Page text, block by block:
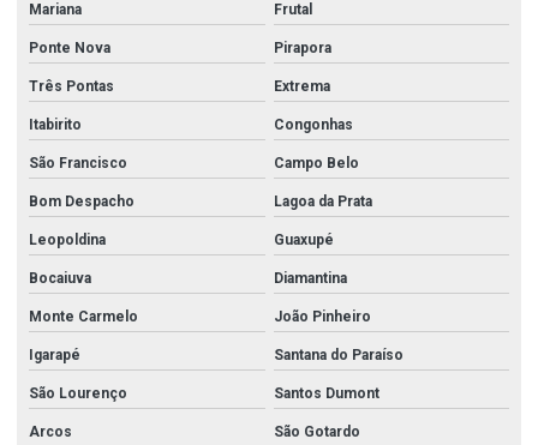
Niple galvanizado 3
Peças para corrimão de inox
Perfil de acabamento em aço inoxidável
Perfil em aço inox
Perfil de aço inoxidável
Perfil c inox
Perfil i aço inox preço
Perfil de inox
Perfil de inox quadrado
Mariana Frutal
Ponte Nova Pirapora
Três Pontas Extrema
Itabirito Congonhas
São Francisco Campo Belo
Bom Despacho Lagoa da Prata
Leopoldina Guaxupé
Bocaiuva Diamantina
Monte Carmelo João Pinheiro
Igarapé Santana do Paraíso
São Lourenço Santos Dumont
Arcos São Gotardo